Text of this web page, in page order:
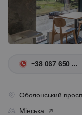
+38 067 650 ...
Оболонський
Мінська